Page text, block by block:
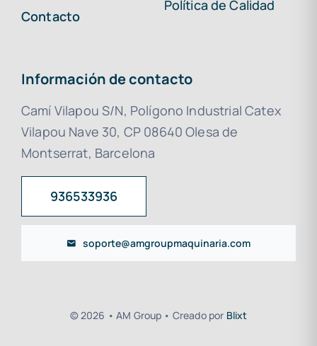
Contacto
Política de Calidad
Información de contacto
Camí Vilapou S/N, Polígono Industrial Catex
Vilapou Nave 30, CP 08640 Olesa de
Montserrat, Barcelona
936533936
soporte@amgroupmaquinaria.com
© 2026 • AM Group • Creado por Blixt